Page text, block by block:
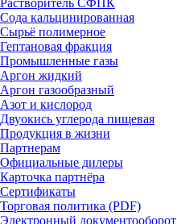
Сода кальцинированная
Сырьё полимерное
Гептановая фракция
Промышленные газы
Аргон жидкий
Аргон газообразный
Азот и кислород
Двуокись углерода пищевая
Продукция в жизни
Партнерам
Официальные дилеры
Карточка партнёра
Сертификаты
Торговая политика (PDF)
Электронный документооборот